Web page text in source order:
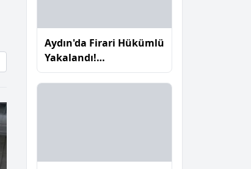
Aydın'da Firari Hükümlü
Yakalandı!
Jandarmadan Başarılı
Operasyon